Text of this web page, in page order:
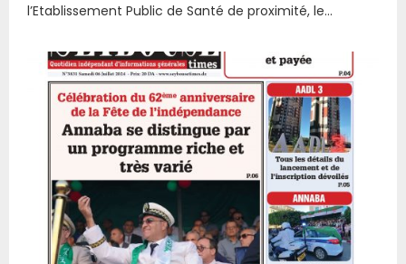
l’Etablissement Public de Santé de proximité, le...